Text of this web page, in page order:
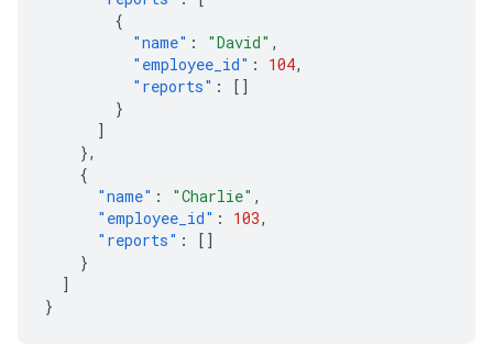
{
"name" : "David" ,
"employee_id" : 104,
"reports" :
[]
}
]
},
{
"name" : "Charlie" ,
"employee_id" : 103,
"reports" :
[]
}
]
}